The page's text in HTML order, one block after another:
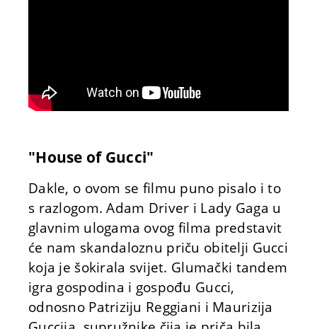
"House of Gucci"
Dakle, o ovom se filmu puno pisalo i to
s razlogom. Adam Driver i Lady Gaga u
glavnim ulogama ovog filma predstavit
će nam skandaloznu priču obitelji Gucci
koja je šokirala svijet. Glumački tandem
igra gospodina i gospođu Gucci,
odnosno Patriziju Reggiani i Maurizija